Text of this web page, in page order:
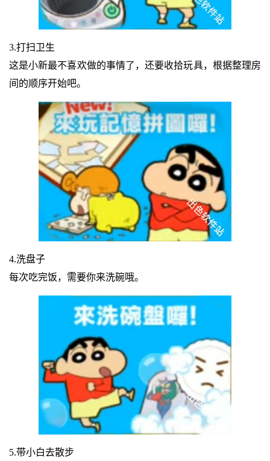
3.打扫卫生
这是小新最不喜欢做的事情了，还要收拾玩具，根据整理房
间的顺序开始吧。
4.洗盘子
每次吃完饭，需要你来洗碗哦。
5.带小白去散步